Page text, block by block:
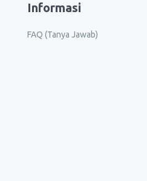
Informasi
FAQ (Tanya Jawab)